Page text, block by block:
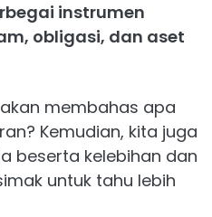
instrumen
obligasi, dan aset
membahas apa
Kemudian, kita juga
beserta kelebihan dan
untuk tahu lebih